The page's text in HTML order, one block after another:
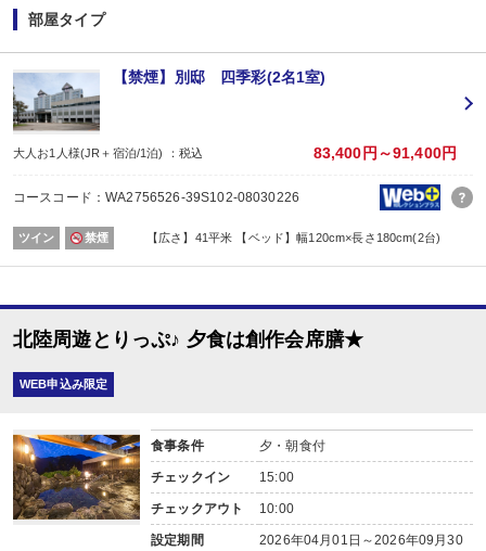
・記念日の方にオリジナルデザートをご用意
（誕生日・結婚記念日・賀寿・その他の記念日/要事前予約）
※期間は問いませんが極端に該当日がずれている場合は対応できません。
※証明できるものをお持ちください。
※記念日の内容（例：誕生日）、記念日の対象者（名前）、記念日の日にちを
■夕食
内容:
創作会席膳（季節毎に内容変更されます。）
【時間】前半17：30～19：00/後半19：30～21：00
※夕食開始時間は予約条件入力の画面でチェックを入れてください。
※予約がない場合は当日先着順となります。
場所:
内容:
部屋タイプ
【禁煙】別邸 四季彩(2名1室)
大人お1人様(JR＋宿泊/1泊) ：税込 83,400円～91,400円
コースコード：WA2756526-39S102-08030226
ツイン 禁煙 【広さ】41平米 【ベッド】幅120cm×長さ180cm(2台)
北陸周遊とりっぷ♪ 夕食は創作会席膳★
WEB申込み限定
食事条件 夕・朝食付
チェックイン 15:00
チェックアウト 10:00
設定期間
2026年04月01日～2026年09月30